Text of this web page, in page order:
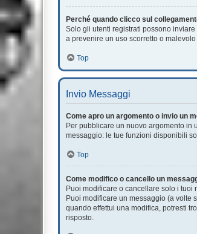
Perché quando clicco sul
Solo gli utenti registrati possono
a prevenire un uso scorretto o
Top
Invio Messaggi
Come apro un argomento o invio un
Per pubblicare un nuovo argomento in
messaggio: le tue funzioni disponibili
Top
Come modifico o cancello un
Puoi modificare o cancellare solo i tuoi
Puoi modificare un messaggio (a volte
quando effettui una modifica, potresti
risposto.